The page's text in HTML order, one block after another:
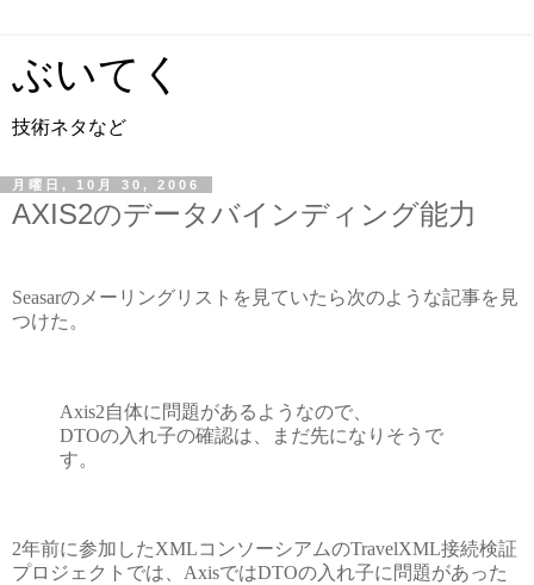
ぶいてく
技術ネタなど
月曜日, 10月 30, 2006
AXIS2のデータバインディング能力
Seasarのメーリングリストを見ていたら次のような記事を見
つけた。
Axis2自体に問題があるようなので、
DTOの入れ子の確認は、まだ先になりそうで
す。
2年前に参加したXMLコンソーシアムのTravelXML接続検証
プロジェクトでは、AxisではDTOの入れ子に問題があった